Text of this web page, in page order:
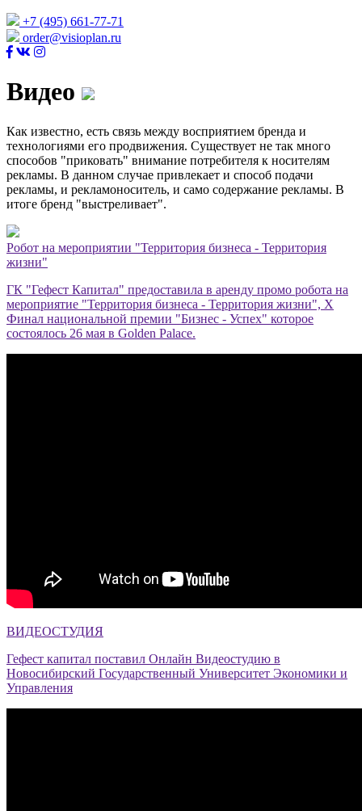
+7 (495) 661-77-71
order@visioplan.ru
Видео
Как известно, есть связь между восприятием бренда и
технологиями его продвижения. Существует не так много
способов "приковать" внимание потребителя к носителям
рекламы. В данном случае привлекает и способ подачи
рекламы, и рекламоноситель, и само содержание рекламы. В
итоге бренд "выстреливает".
Робот на мероприятии "Территория бизнеса - Территория
жизни"
ГК "Гефест Капитал" предоставила в аренду промо робота на
мероприятие "Территория бизнеса - Территория жизни", X
Финал национальной премии "Бизнес - Успех" которое
состоялось 26 мая в Golden Palace.
ВИДЕОСТУДИЯ
Гефест капитал поставил Онлайн Видеостудию в
Новосибирский Государственный Университет Экономики и
Управления